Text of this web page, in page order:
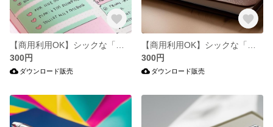
300円
ダウンロード販売
300円
ダウンロード販売